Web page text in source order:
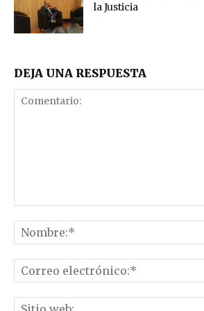
la Justicia
DEJA UNA RESPUESTA